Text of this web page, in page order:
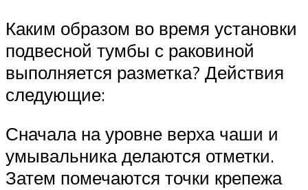
Каким образом во время установки
подвесной тумбы с раковиной
выполняется разметка? Действия
следующие:
Сначала на уровне верха чаши и
умывальника делаются отметки.
Затем помечаются точки крепежа